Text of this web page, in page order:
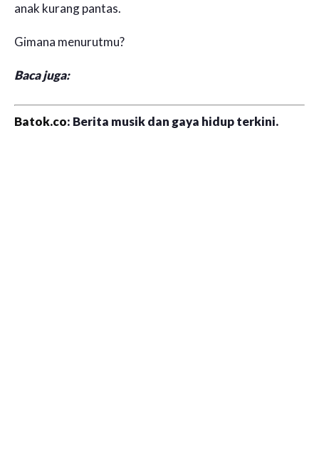
anak kurang pantas.
Gimana menurutmu?
Baca juga:
Batok.co: Berita musik dan gaya hidup terkini.